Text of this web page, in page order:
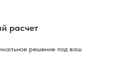
расчет
решение под ваш